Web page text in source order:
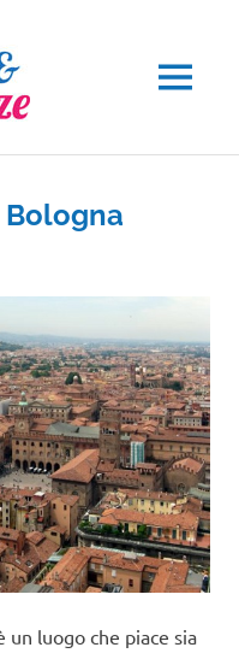
MENU
Bologna
un luogo che piace sia